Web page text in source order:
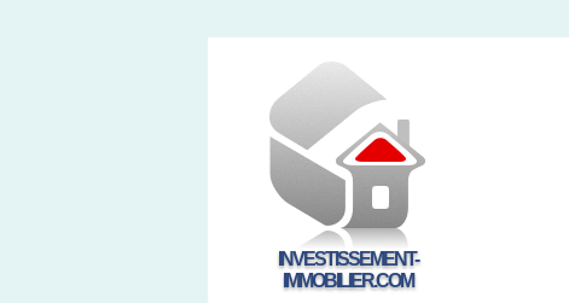
INVESTISSEMENT-
IMMOBILIER.COM